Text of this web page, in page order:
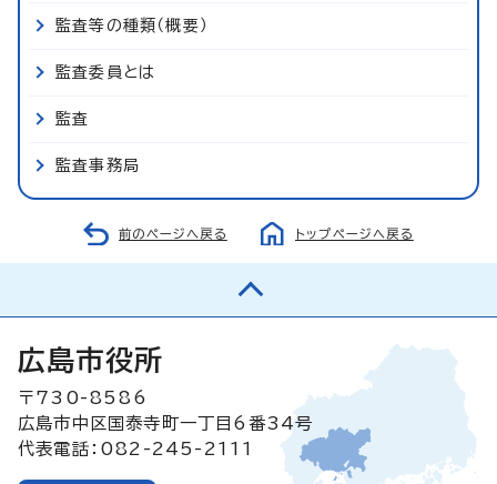
監査等の種類（概要）
監査委員とは
監査
監査事務局
前のページへ戻る トップページへ戻る
広島市役所
〒730-8586
広島市中区国泰寺町一丁目6番34号
代表電話：082-245-2111